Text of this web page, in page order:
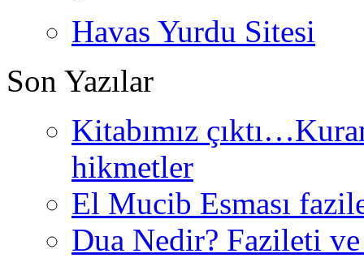
Havas Yurdu Sitesi
Son Yazılar
Kitabımız
hikmetler
El Mucib Esması
Dua Nedir? Fazileti